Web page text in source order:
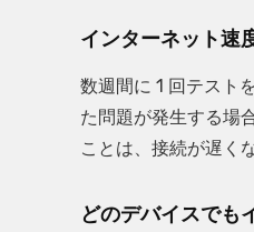
インターネット速
数週間に 1 回テスト
た問題が発生する場
ことは、接続が遅く
どのデバイスでも